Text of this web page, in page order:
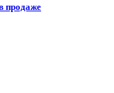
продаже